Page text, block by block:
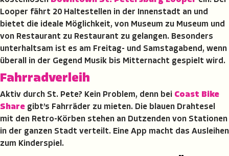
Looper fährt 20 Haltestellen in der Innenstadt an und
bietet die ideale Möglichkeit, von Museum zu Museum und
von Restaurant zu Restaurant zu gelangen. Besonders
unterhaltsam ist es am Freitag- und Samstagabend, wenn
überall in der Gegend Musik bis Mitternacht gespielt wird.
Fahrradverleih
Aktiv durch St. Pete? Kein Problem, denn bei Coast Bike
Share gibt’s Fahrräder zu mieten. Die blauen Drahtesel
mit den Retro-Körben stehen an Dutzenden von Stationen
in der ganzen Stadt verteilt. Eine App macht das Ausleihen
zum Kinderspiel.